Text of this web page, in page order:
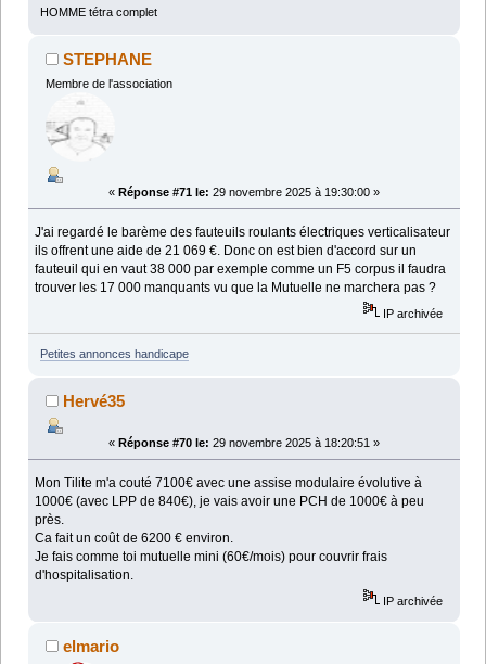
HOMME tétra complet
STEPHANE
Membre de l'association
« Réponse #71 le: 29 novembre 2025 à 19:30:00 »
J'ai regardé le barème des fauteuils roulants électriques verticalisateur
ils offrent une aide de 21 069 €. Donc on est bien d'accord sur un
fauteuil qui en vaut 38 000 par exemple comme un F5 corpus il faudra
trouver les 17 000 manquants vu que la Mutuelle ne marchera pas ?
IP archivée
Petites annonces handicape
Hervé35
« Réponse #70 le: 29 novembre 2025 à 18:20:51 »
Mon Tilite m'a couté 7100€ avec une assise modulaire évolutive à
1000€ (avec LPP de 840€), je vais avoir une PCH de 1000€ à peu
près.
Ca fait un coût de 6200 € environ.
Je fais comme toi mutuelle mini (60€/mois) pour couvrir frais
d'hospitalisation.
IP archivée
elmario